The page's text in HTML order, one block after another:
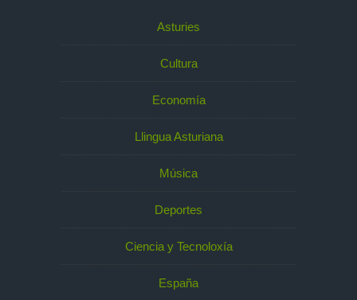
Asturies
Cultura
Economía
Llingua Asturiana
Música
Deportes
Ciencia y Tecnoloxía
España